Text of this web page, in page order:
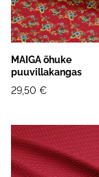
MAIGA õhuke
puuvillakangas
29,50 €